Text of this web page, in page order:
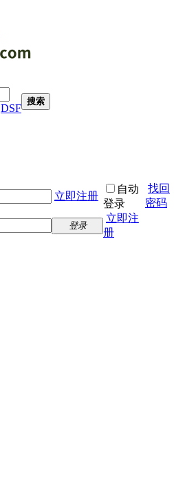
DSF
搜索
立即注册
自动
登录
找回
密码
登录
立即注
册